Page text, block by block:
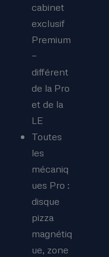
cabinet
exclusif
Premium
—
différent
de la Pro
et de la
LE
Toutes
les
mécaniq
ues Pro :
disque
pizza
magnétiq
ue, zone